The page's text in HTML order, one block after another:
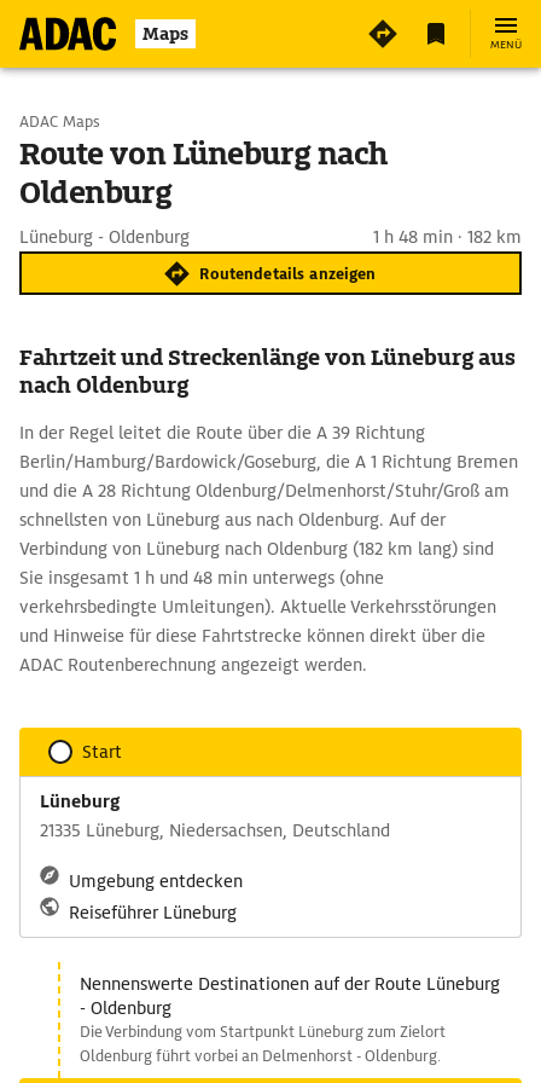
Maps MENÜ
Start wählen
Ziel eingeben
ADAC Maps
Route von Lüneburg nach
Oldenburg
Lüneburg - Oldenburg 1 h 48 min · 182 km
Routendetails anzeigen
Fahrtzeit und Streckenlänge von Lüneburg aus
nach Oldenburg
In der Regel leitet die Route über die A 39 Richtung
Berlin/Hamburg/Bardowick/Goseburg, die A 1 Richtung Bremen
und die A 28 Richtung Oldenburg/Delmenhorst/Stuhr/Groß am
schnellsten von Lüneburg aus nach Oldenburg. Auf der
Verbindung von Lüneburg nach Oldenburg (182 km lang) sind
Sie insgesamt 1 h und 48 min unterwegs (ohne
verkehrsbedingte Umleitungen). Aktuelle Verkehrsstörungen
und Hinweise für diese Fahrtstrecke können direkt über die
ADAC Routenberechnung angezeigt werden.
Start
Lüneburg
21335 Lüneburg, Niedersachsen, Deutschland
Umgebung entdecken
Reiseführer Lüneburg
Nennenswerte Destinationen auf der Route Lüneburg
- Oldenburg
Die Verbindung vom Startpunkt Lüneburg zum Zielort
Oldenburg führt vorbei an Delmenhorst - Oldenburg.